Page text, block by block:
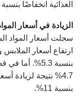
الغذائية انخفاضًا بنسبة 9.2% وأسعار البيض بنسبة 4.7%.
الزيادة في أسعار
بنسبة 5.3%.
4.7% نتيجة لزيادة
بنسبة 11%.